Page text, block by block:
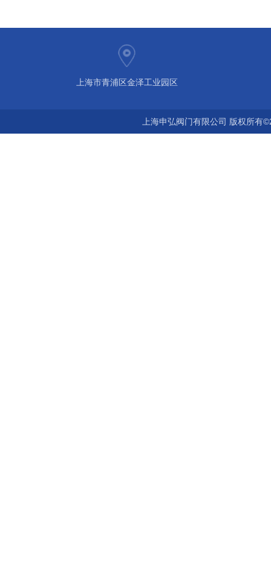
上海市青浦区金泽工业园区
上海申弘阀门有限公司 版权所有